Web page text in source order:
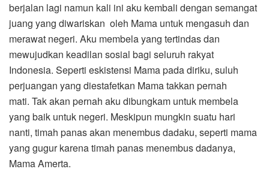
berjalan lagi namun kali ini aku kembali dengan semangat
juang yang diwariskan oleh Mama untuk mengasuh dan
merawat negeri. Aku membela yang tertindas dan
mewujudkan keadilan sosial bagi seluruh rakyat
Indonesia. Seperti eskistensi Mama pada diriku, suluh
perjuangan yang diestafetkan Mama takkan pernah
mati. Tak akan pernah aku dibungkam untuk membela
yang baik untuk negeri. Meskipun mungkin suatu hari
nanti, timah panas akan menembus dadaku, seperti mama
yang gugur karena timah panas menembus dadanya,
Mama Amerta.